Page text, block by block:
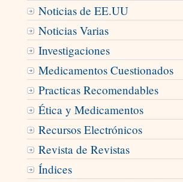
Noticias de EE.UU
Noticias Varias
Investigaciones
Medicamentos Cuestionados
Practicas Recomendables
Ética y Medicamentos
Recursos Electrónicos
Revista de Revistas
Índices